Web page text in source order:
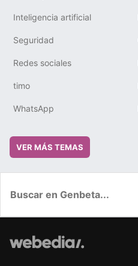
Inteligencia artificial
Seguridad
Redes sociales
timo
WhatsApp
VER MÁS TEMAS